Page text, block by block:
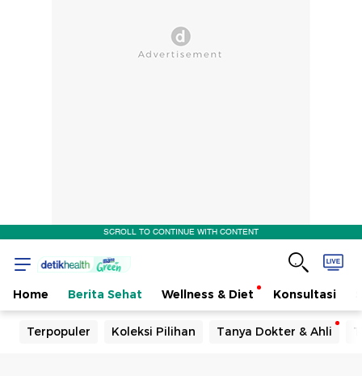
SCROLL TO CONTINUE WITH CONTENT
Home Berita Sehat Wellness & Diet Konsultasi
Terpopuler Koleksi Pilihan Tanya Dokter & Ahli